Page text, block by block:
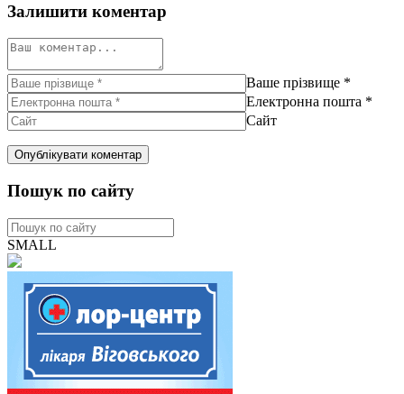
Залишити коментар
Ваше прізвище *
Електронна пошта *
Сайт
Пошук по сайту
SMALL